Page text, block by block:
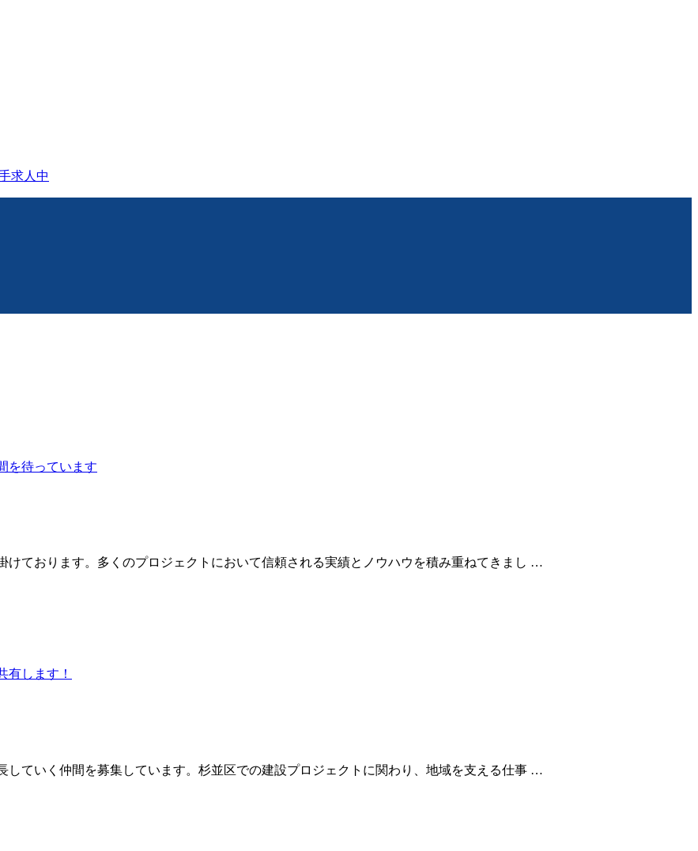
ております。多くのプロジェクトにおいて信頼される実績とノウハウを積み重ねてきまし …
ていく仲間を募集しています。杉並区での建設プロジェクトに関わり、地域を支える仕事 …